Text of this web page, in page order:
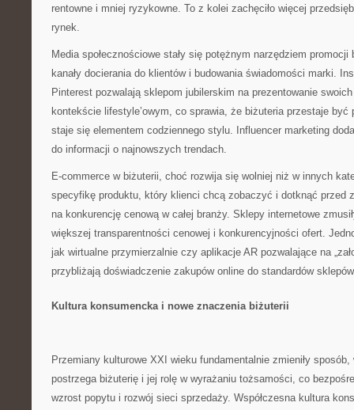
rentowne i mniej ryzykowne. To z kolei zachęciło więcej
rynek.
Media społecznościowe stały się potężnym narzędziem
kanały docierania do klientów i budowania świadomości marki.
Pinterest pozwalają sklepom jubilerskim na prezentowanie
kontekście lifestyle’owym, co sprawia, że biżuteria przestaje
staje się elementem codziennego stylu. Influencer marketing
do informacji o najnowszych trendach.
E-commerce w biżuterii, choć rozwija się wolniej niż w innych
specyfikę produktu, który klienci chcą zobaczyć i dotknąć przed
na konkurencję cenową w całej branży. Sklepy internetowe
większej transparentności cenowej i konkurencyjności ofert.
jak wirtualne przymierzalnie czy aplikacje AR pozwalające na
przybliżają doświadczenie zakupów online do standardów
Kultura konsumencka i nowe znaczenia biżuterii
Przemiany kulturowe XXI wieku fundamentalnie zmieniły sposób,
postrzega biżuterię i jej rolę w wyrażaniu tożsamości, co
wzrost popytu i rozwój sieci sprzedaży. Współczesna kultura